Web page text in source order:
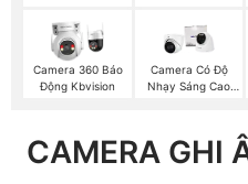
Camera 360 Báo
Động Kbvision
Camera Có Độ
Nhạy Sáng Cao
CAMERA GHI